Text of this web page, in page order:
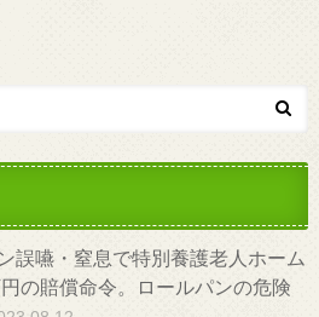
誤嚥・窒息で特別養護老人ホーム
の賠償命令。ロールパンの危険